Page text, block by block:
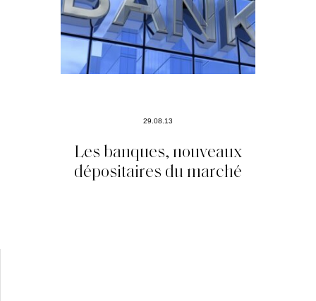
29.08.13
Les banques, nouveaux
dépositaires du marché